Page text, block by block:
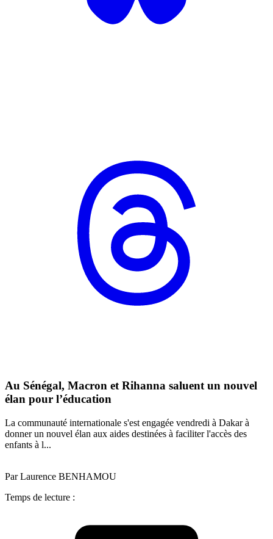
Au Sénégal, Macron et Rihanna saluent un nouvel
élan pour l’éducation
La communauté internationale s'est engagée vendredi à Dakar à
donner un nouvel élan aux aides destinées à faciliter l'accès des
enfants à l...
Par Laurence BENHAMOU
Temps de lecture :